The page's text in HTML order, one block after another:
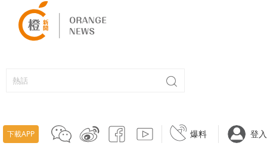
下載APP 爆料 登入